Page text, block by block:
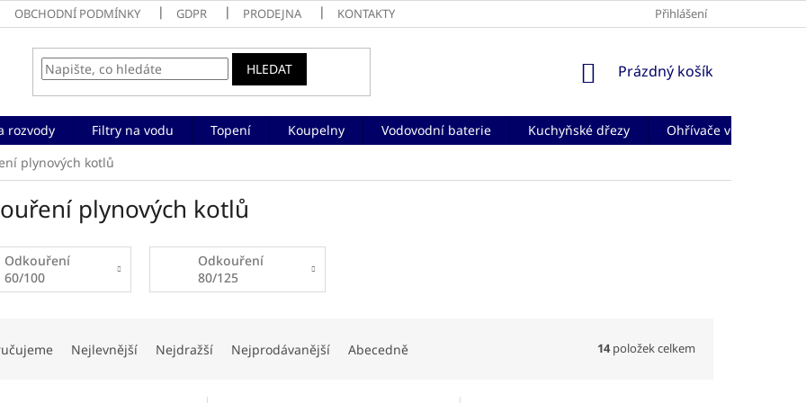
OBCHODNÍ PODMÍNKY GDPR PRODEJNA KONTAKTY Přihlášení
HLEDAT
NÁKUPNÍ
Prázdný košík
rozvody Filtry na vodu Topení Koupelny Vodovodní baterie Kuchyňské dřezy Ohřívače vody
plynových kotlů
plynových kotlů
Odkouření
60/100
Odkouření
80/125
Nejlevnější Nejdražší Nejprodávanější Abecedně 14položek celkem